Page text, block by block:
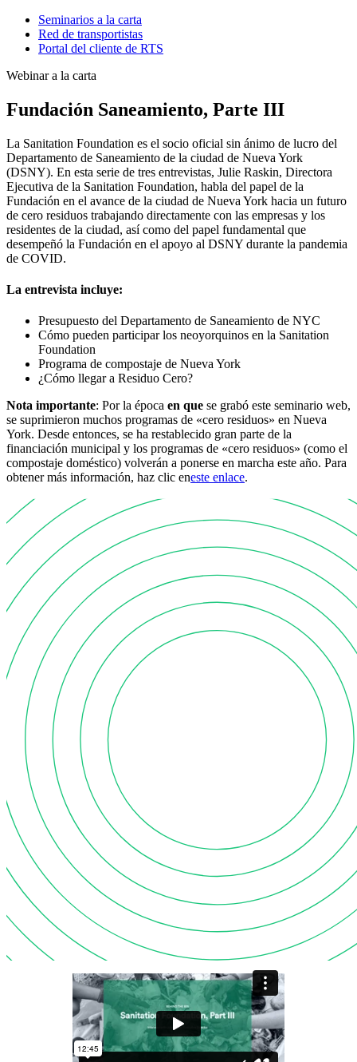
Seminarios a la carta
Red de transportistas
Portal del cliente de RTS
Webinar a la carta
Fundación Saneamiento, Parte III
La Sanitation Foundation es el socio oficial sin ánimo de lucro del
Departamento de Saneamiento de la ciudad de Nueva York
(DSNY). En esta serie de tres entrevistas, Julie Raskin, Directora
Ejecutiva de la Sanitation Foundation, habla del papel de la
Fundación en el avance de la ciudad de Nueva York hacia un futuro
de cero residuos trabajando directamente con las empresas y los
residentes de la ciudad, así como del papel fundamental que
desempeñó la Fundación en el apoyo al DSNY durante la pandemia
de COVID.
La entrevista incluye:
Presupuesto del Departamento de Saneamiento de NYC
Cómo pueden participar los neoyorquinos en la Sanitation
Foundation
Programa de compostaje de Nueva York
¿Cómo llegar a Residuo Cero?
Nota importante: Por la época en que se grabó este seminario web,
se suprimieron muchos programas de «cero residuos» en Nueva
York. Desde entonces, se ha restablecido gran parte de la
financiación municipal y los programas de «cero residuos» (como el
compostaje doméstico) volverán a ponerse en marcha este año. Para
obtener más información, haz clic eneste enlace.